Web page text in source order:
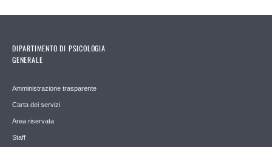
DIPARTIMENTO DI PSICOLOGIA
GENERALE
Amministrazione trasparente
Carta dei servizi
Area riservata
Staff